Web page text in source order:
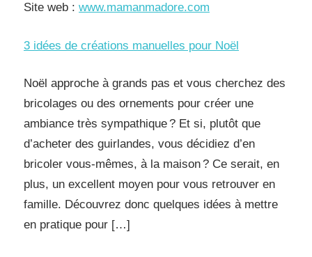
Site web : www.mamanmadore.com
3 idées de créations manuelles pour Noël
Noël approche à grands pas et vous cherchez des
bricolages ou des ornements pour créer une
ambiance très sympathique ? Et si, plutôt que
d’acheter des guirlandes, vous décidiez d’en
bricoler vous-mêmes, à la maison ? Ce serait, en
plus, un excellent moyen pour vous retrouver en
famille. Découvrez donc quelques idées à mettre
en pratique pour […]